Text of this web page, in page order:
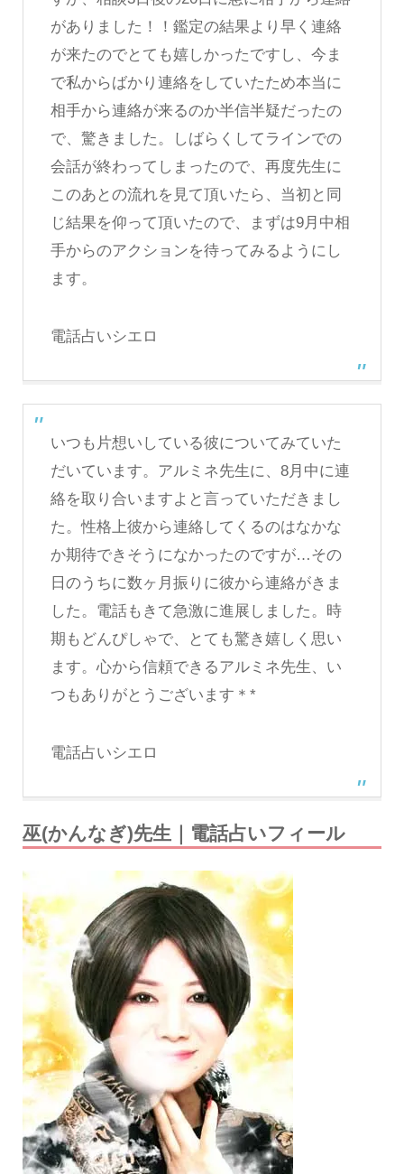
がありました！！鑑定の結果より早く連絡
が来たのでとても嬉しかったですし、今ま
で私からばかり連絡をしていたため本当に
相手から連絡が来るのか半信半疑だったの
で、驚きました。しばらくしてラインでの
会話が終わってしまったので、再度先生に
このあとの流れを見て頂いたら、当初と同
じ結果を仰って頂いたので、まずは9月中相
手からのアクションを待ってみるようにし
ます。
電話占いシエロ
いつも片想いしている彼についてみていた
だいています。アルミネ先生に、8月中に連
絡を取り合いますよと言っていただきまし
た。性格上彼から連絡してくるのはなかな
か期待できそうになかったのですが…その
日のうちに数ヶ月振りに彼から連絡がきま
した。電話もきて急激に進展しました。時
期もどんぴしゃで、とても驚き嬉しく思い
ます。心から信頼できるアルミネ先生、い
つもありがとうございます＊*
電話占いシエロ
巫(かんなぎ)先生｜電話占いフィール